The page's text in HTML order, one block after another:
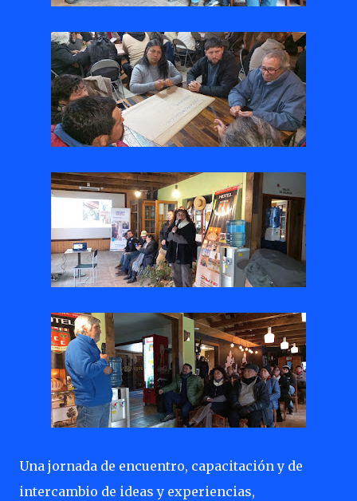
Una jornada de encuentro, capacitación y de
intercambio de ideas y experiencias,